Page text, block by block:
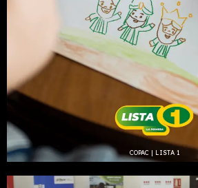
COPAC | LISTA 1